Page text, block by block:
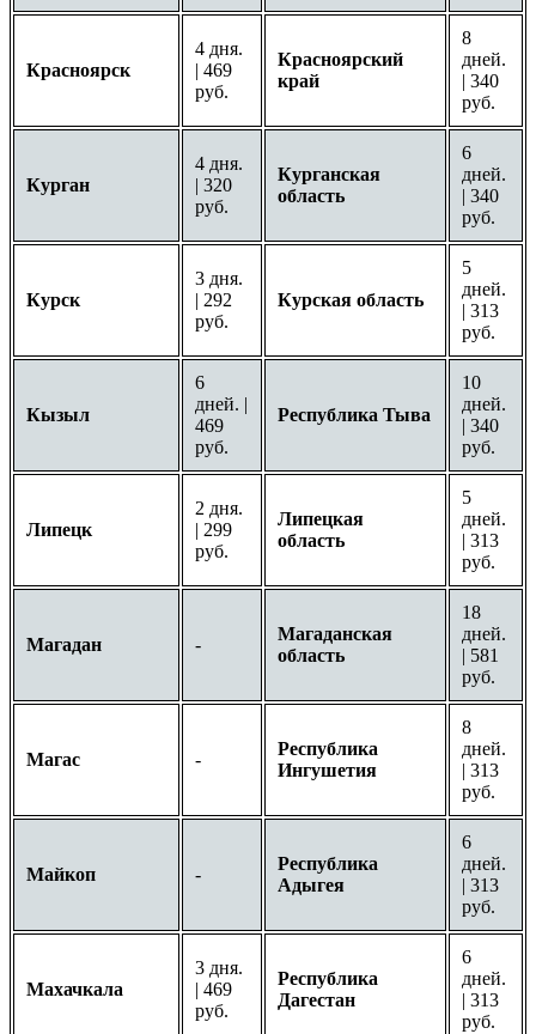
Красноярск
4 дня.
| 469
руб.
Красноярский
край
8
дней.
| 340
руб.
Курган
4 дня.
| 320
руб.
Курганская
область
6
дней.
| 340
руб.
Курск
3 дня.
| 292
руб.
Курская область
5
дней.
| 313
руб.
Кызыл
6
дней. |
469
руб.
Республика Тыва
10
дней.
| 340
руб.
Липецк
2 дня.
| 299
руб.
Липецкая
область
5
дней.
| 313
руб.
Магадан -
Магаданская
область
18
дней.
| 581
руб.
Магас -
Республика
Ингушетия
8
дней.
| 313
руб.
Майкоп -
Республика
Адыгея
6
дней.
| 313
руб.
Махачкала
3 дня.
| 469
руб.
Республика
Дагестан
6
дней.
| 313
руб.